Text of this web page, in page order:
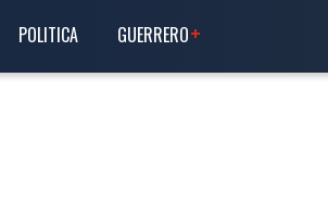
POLITICA GUERRERO